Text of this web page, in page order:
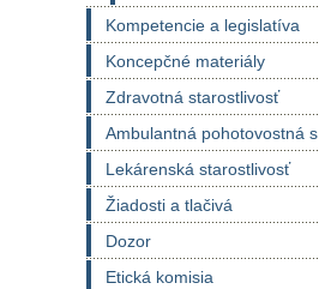
Kompetencie a legislatíva
Koncepčné materiály
Zdravotná starostlivosť
Ambulantná pohotovostná s
Lekárenská starostlivosť
Žiadosti a tlačivá
Dozor
Etická komisia